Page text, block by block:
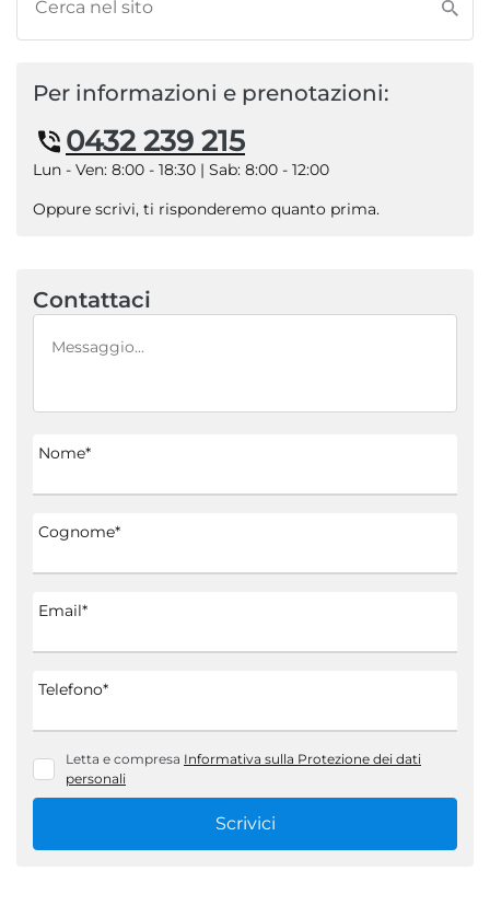
Per informazioni e prenotazioni:
0432 239 215
Lun - Ven: 8:00 - 18:30 | Sab: 8:00 - 12:00
Oppure scrivi, ti risponderemo quanto prima.
Contattaci
Nome*
Cognome*
Email*
Telefono*
Letta e compresa Informativa sulla Protezione dei dati
personali
Scrivici